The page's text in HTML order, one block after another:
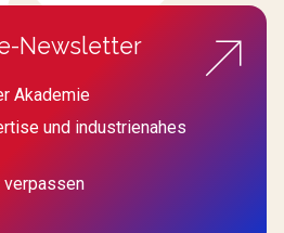
Newsletter
Akademie
und industrienahes
verpassen